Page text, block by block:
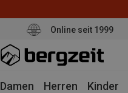
Online seit 1999
Damen Herren Kinder